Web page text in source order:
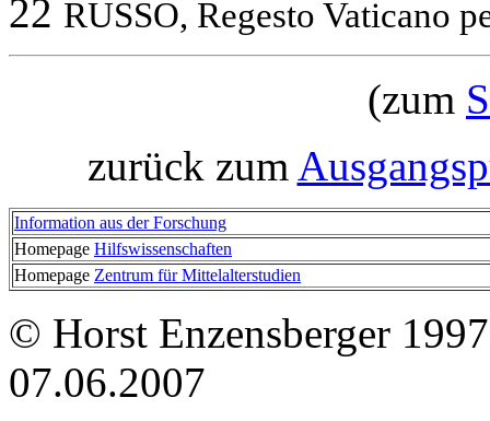
22 RUSSO, Regesto Vaticano
(zum
zurück zum
Information aus der Forschung
Homepage Hilfswissenschaften
Homepage Zentrum für Mittelalterstudien
© Horst Enzensberger
07.06.2007